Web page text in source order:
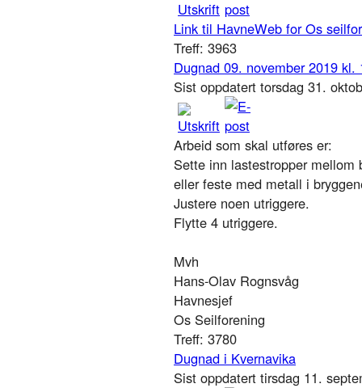
Link til HavneWeb for Os
Treff: 3963
Dugnad 09. november 2019 kl.
Sist oppdatert torsdag 31.
Arbeid som skal utføres er:
Sette inn lastestropper mellom
eller feste med metall i
Justere noen utriggere.
Flytte 4 utriggere.
Mvh
Hans-Olav Rognsvåg
Havnesjef
Os Seilforening
Treff: 3780
Dugnad i Kvernavika
Sist oppdatert tirsdag 11.